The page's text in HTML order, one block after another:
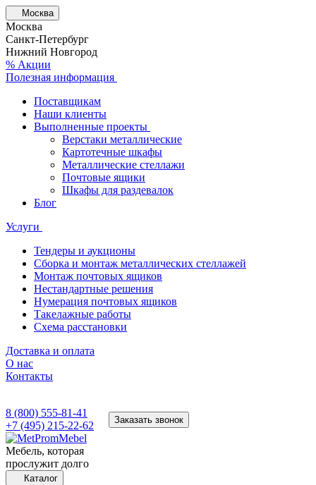
Москва
Москва
Санкт-Петербург
Нижний Новгород
% Акции
Полезная информация
Поставщикам
Наши клиенты
Выполненные проекты
Верстаки металлические
Картотечные шкафы
Металлические стеллажи
Почтовые ящики
Шкафы для раздевалок
Блог
Услуги
Тендеры и аукционы
Сборка и монтаж металлических стеллажей
Монтаж почтовых ящиков
Нестандартные решения
Нумерация почтовых ящиков
Такелажные работы
Схема расстановки
Доставка и оплата
О нас
Контакты
8 (800) 555-81-41
+7 (495) 215-22-62
Заказать звонок
Мебель, которая
прослужит долго
Каталог